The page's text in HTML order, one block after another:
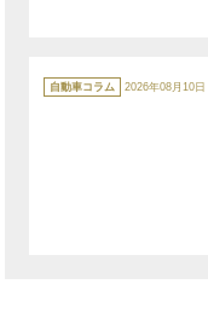
テ
ゴ
自動車コラム 2026年08月10日